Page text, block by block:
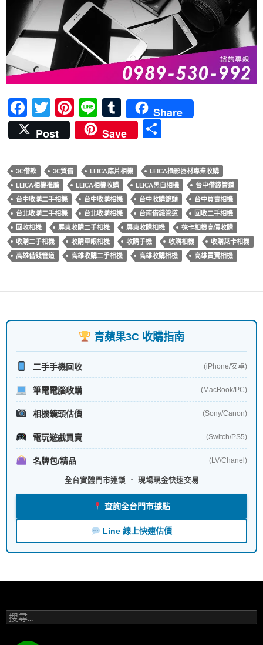
F
ac
e
b
o
o
k
T
w
itt
er
Pi
nt
er
es
t
Li
n
e
T
u
m
bl
r
Share
Post
Save
3C借款 3C質借 LEICA底片相機
LEICA攝影器材專業收購
LEICA相機推薦
LEICA相機收購 LEICA黑白相機
台中借錢管道
台中收購二手相機
台中收購相機 台中收購鏡頭
台中買賣相機
台北收購二手相機
台北收購相機 台南借錢管道
回收二手相機
回收相機
屏東收購二手相機 屏東收購相機
徠卡相機高價收購
收購二手相機
收購單眼相機 收購手機 收購相機
收購萊卡相機
高雄借錢管道
高雄收購二手相機 高雄收購相機 高雄買賣相機
青蘋果3C 收購指南
二手手機回收 (iPhone/安卓)
筆電電腦收購 (MacBook/PC)
相機鏡頭估價 (Sony/Canon)
電玩遊戲買賣 (Switch/PS5)
名牌包/精品 (LV/Chanel)
全台實體門市連鎖 ． 現場現金快速交易
查詢全台門市據點
Line 線上快速估價
搜
尋